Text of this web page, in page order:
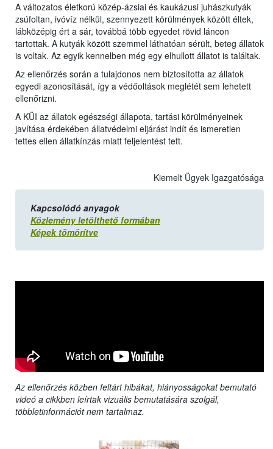
A változatos életkorú közép-ázsiai és kaukázusi juhászkutyák
zsúfoltan, ivóvíz nélkül, szennyezett körülmények között éltek,
lábközépig ért a sár, továbbá több egyedet rövid láncon
tartottak. A kutyák között szemmel láthatóan sérült, beteg állatok
is voltak. Az egyik kennelben még egy elhullott állatot is találtak.
Az ellenőrzés során a tulajdonos nem biztosította az állatok
egyedi azonosítását, így a védőoltások meglétét sem lehetett
ellenőrizni.
A KÜI az állatok egészségi állapota, tartási körülményeinek
javítása érdekében állatvédelmi eljárást indít és ismeretlen
tettes ellen állatkínzás miatt feljelentést tett.
Kiemelt Ügyek Igazgatósága
Kapcsolódó anyagok
Közlemény letölthető formában
Képek tömörítve
Az ellenőrzés közben feltárt hibákat, hiányosságokat bemutató
videó a cikkben leírtak vizuális bemutatására szolgál,
többletinformációt nem tartalmaz.